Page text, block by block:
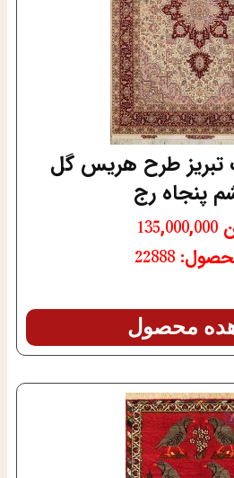
تبریز طرح هریس گل
پنجاه رج
22888
محصول